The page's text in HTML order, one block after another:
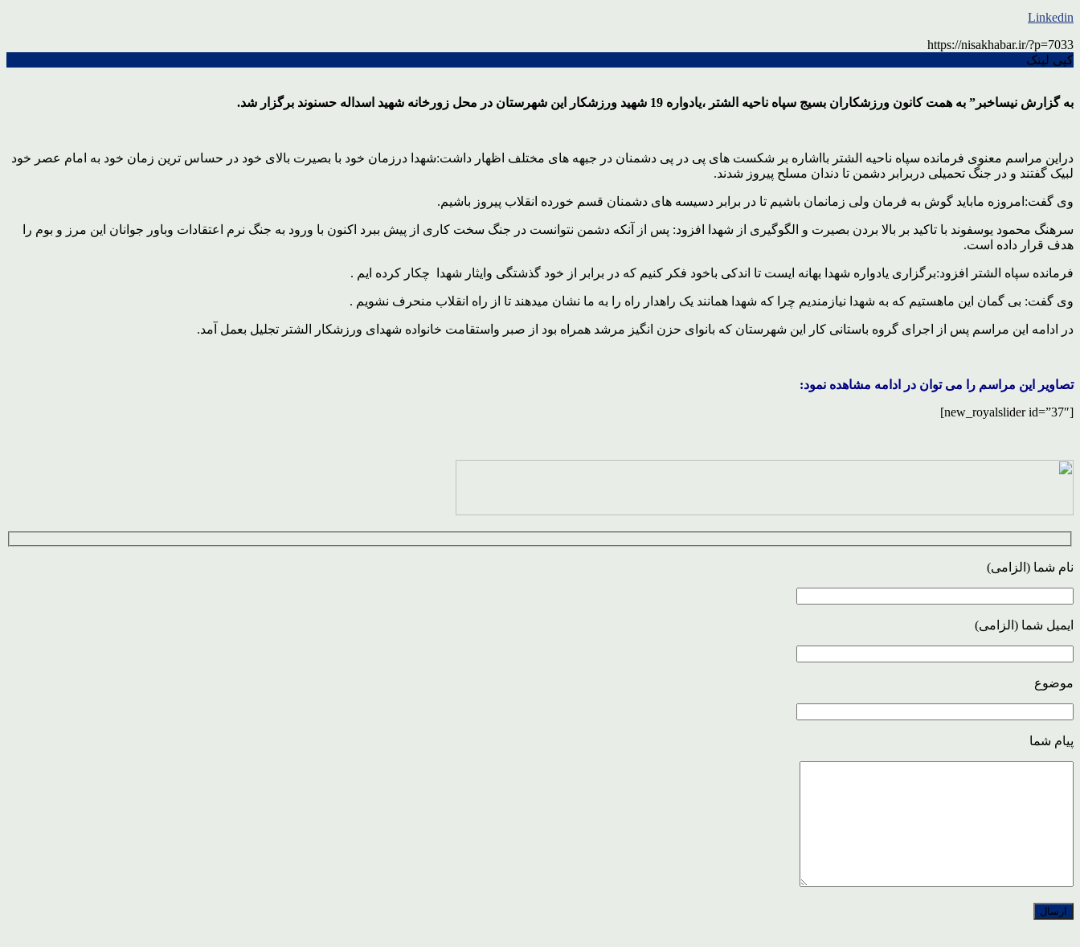
Linkedin
https://nisakhabar.ir/?p=7033
کپی لینک
به گزارش نیساخبر” به همت کانون ورزشکاران بسیج سپاه ناحیه الشتر ،یادواره 19 شهید ورزشکار این شهرستان در محل زورخانه شهید اسداله حسنوند برگزار شد.
دراین مراسم معنوی فرمانده سپاه ناحیه الشتر بااشاره بر شکست های پی در پی دشمنان در جبهه های مختلف اظهار داشت:شهدا درزمان خود با بصیرت بالای خود در حساس ترین زمان خود به امام عصر خود
لبیک گفتند و در جنگ تحمیلی دربرابر دشمن تا دندان مسلح پیروز شدند.
وی گفت:امروزه ماباید گوش به فرمان ولی زمانمان باشیم تا در برابر دسیسه های دشمنان قسم خورده انقلاب پیروز باشیم.
سرهنگ محمود یوسفوند با تاکید بر بالا بردن بصیرت و الگوگیری از شهدا افزود: پس از آنکه دشمن نتوانست در جنگ سخت کاری از پیش ببرد اکنون با ورود به جنگ نرم اعتقادات وباور جوانان این مرز و بوم را
هدف قرار داده است.
فرمانده سپاه الشتر افزود:برگزاری یادواره شهدا بهانه ایست تا اندکی باخود فکر کنیم که در برابر از خود گذشتگی وایثار شهدا چکار کرده ایم .
وی گفت: بی گمان این ماهستیم که به شهدا نیازمندیم چرا که شهدا همانند یک راهدار راه را به ما نشان میدهند تا از راه انقلاب منحرف نشویم .
در ادامه این مراسم پس از اجرای گروه باستانی کار این شهرستان که بانوای حزن انگیز مرشد همراه بود از صبر واستقامت خانواده شهدای ورزشکار الشتر تجلیل بعمل آمد.
تصاویر این مراسم را می توان در ادامه مشاهده نمود:
[new_royalslider id=”37″]
نام شما (الزامی)
ایمیل شما (الزامی)
موضوع
پیام شما